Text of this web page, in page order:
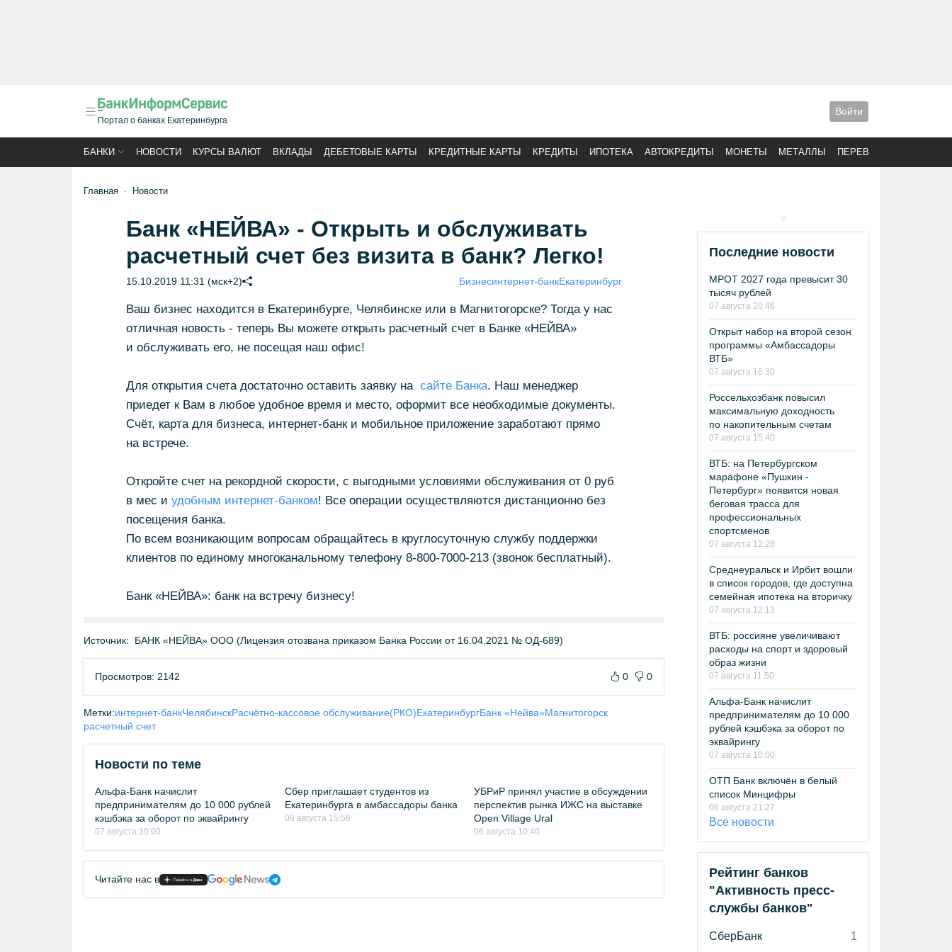
Портал о банках Екатеринбурга
Войти
БАНКИ НОВОСТИ КУРСЫ ВАЛЮТ ВКЛАДЫ ДЕБЕТОВЫЕ КАРТЫ КРЕДИТНЫЕ КАРТЫ КРЕДИТЫ ИПОТЕКА АВТОКРЕДИТЫ МОНЕТЫ МЕТАЛЛЫ ПЕРЕВОДЫ
Главная Новости
Банк «НЕЙВА» - Открыть и обслуживать
расчетный счет без визита в банк? Легко!
15.10.2019 11:31 (мск+2) Бизнесинтернет-банкЕкатеринбург
Ваш бизнес находится в Екатеринбурге, Челябинске или в Магнитогорске? Тогда у нас
отличная новость - теперь Вы можете открыть расчетный счет в Банке «НЕЙВА»
и обслуживать его, не посещая наш офис!
Для открытия счета достаточно оставить заявку на сайтеБанка. Наш менеджер
приедет к Вам в любое удобное время и место, оформит все необходимые документы.
Счёт, карта для бизнеса, интернет-банк и мобильное приложение заработают прямо
на встрече.
Откройте счет на рекордной скорости, с выгодными условиями обслуживания от 0 руб
в мес и удобным интернет-банком! Все операции осуществляются дистанционно без
посещения банка.
По всем возникающим вопросам обращайтесь в круглосуточную службу поддержки
клиентов по единому многоканальному телефону 8-800-7000-213 (звонок бесплатный).
Банк «НЕЙВА»: банк на встречу бизнесу!
Источник: БАНК «НЕЙВА» ООО (Лицензия отозвана приказом Банка России от 16.04.2021 № ОД-689)
Просмотров: 2142 0 0
Метки:интернет-банкЧелябинскРасчётно-кассовое обслуживание(РКО)ЕкатеринбургБанк «Нейва»Магнитогорск
расчетный счет
Новости по теме
Альфа-Банк начислит
предпринимателям до 10 000 рублей
кэшбэка за оборот по эквайрингу
07 августа 10:00
Сбер приглашает студентов из
Екатеринбурга в амбассадоры банка
06 августа 15:56
УБРиР принял участие в обсуждении
перспектив рынка ИЖС на выставке
Open Village Ural
06 августа 10:40
Читайте нас в
Последние новости
МРОТ 2027 года превысит 30
тысяч рублей
07 августа 20:46
Открыт набор на второй сезон
программы «Амбассадоры
ВТБ»
07 августа 16:30
Россельхозбанк повысил
максимальную доходность
по накопительным счетам
07 августа 15:40
ВТБ: на Петербургском
марафоне «Пушкин -
Петербург» появится новая
беговая трасса для
профессиональных
спортсменов
07 августа 12:28
Среднеуральск и Ирбит вошли
в список городов, где доступна
семейная ипотека на вторичку
07 августа 12:13
ВТБ: россияне увеличивают
расходы на спорт и здоровый
образ жизни
07 августа 11:50
Альфа-Банк начислит
предпринимателям до 10 000
рублей кэшбэка за оборот по
эквайрингу
07 августа 10:00
ОТП Банк включён в белый
список Минцифры
06 августа 21:27
Все новости
Рейтинг банков
"Активность пресс-
службы банков"
СберБанк
1